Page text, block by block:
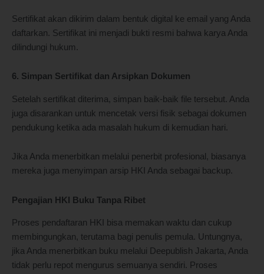
Sertifikat akan dikirim dalam bentuk digital ke email yang Anda
daftarkan. Sertifikat ini menjadi bukti resmi bahwa karya Anda
dilindungi hukum.
6. Simpan Sertifikat dan Arsipkan Dokumen
Setelah sertifikat diterima, simpan baik-baik file tersebut. Anda
juga disarankan untuk mencetak versi fisik sebagai dokumen
pendukung ketika ada masalah hukum di kemudian hari.
Jika Anda menerbitkan melalui penerbit profesional, biasanya
mereka juga menyimpan arsip HKI Anda sebagai backup.
Pengajian HKI Buku Tanpa Ribet
Proses pendaftaran HKI bisa memakan waktu dan cukup
membingungkan, terutama bagi penulis pemula. Untungnya,
jika Anda menerbitkan buku melalui Deepublish Jakarta, Anda
tidak perlu repot mengurus semuanya sendiri. Proses